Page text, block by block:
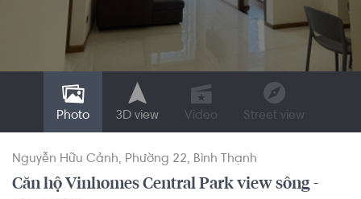
Photo 3D view Video Street view
Nguyễn Hữu Cảnh Phường 22 Bình Thạnh
Căn hộ Vinhomes Central Park view sông -